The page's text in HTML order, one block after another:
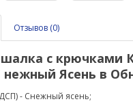
Отзывов (0)
с крючками
Ясень в
) - Снежный ясень;